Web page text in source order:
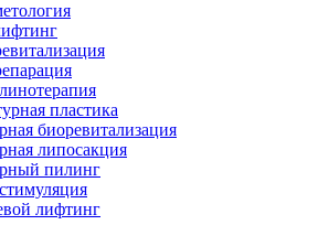
пластика
биоревитализация
липосакция
пилинг
лифтинг